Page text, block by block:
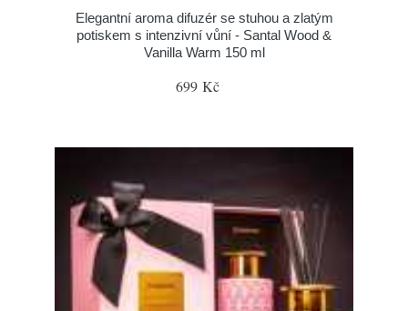
Elegantní aroma difuzér se stuhou a zlatým
potiskem s intenzivní vůní - Santal Wood &
Vanilla Warm 150 ml
699 Kč